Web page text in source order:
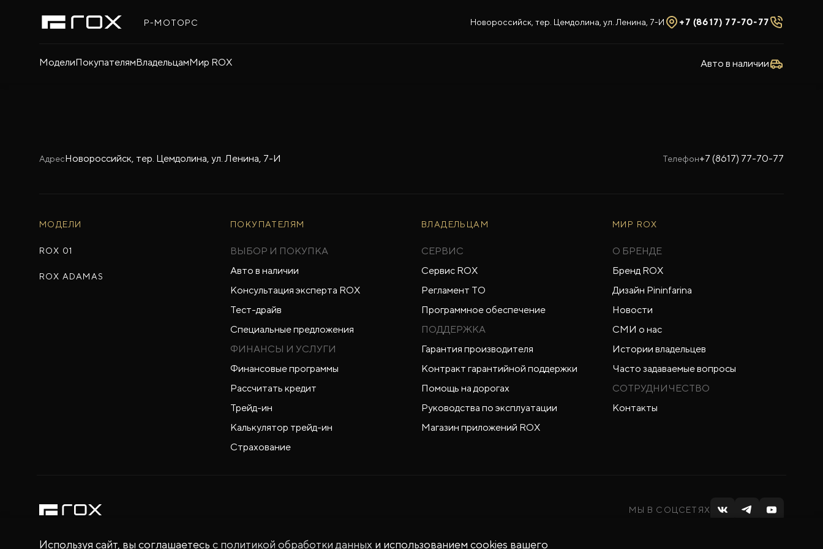
Р-МОТОРС Новороссийск, тер. Цемдолина, ул. Ленина, 7-И +7 (8617) 77-70-77
МоделиПокупателямВладельцамМир ROX Авто в наличии
АдресНовороссийск, тер. Цемдолина, ул. Ленина, 7-И Телефон+7 (8617) 77-70-77
МОДЕЛИ
ROX 01
ROX ADAMAS
ПОКУПАТЕЛЯМ
ВЫБОР И ПОКУПКА
Авто в наличии
Консультация эксперта ROX
Тест-драйв
Специальные предложения
ФИНАНСЫ И УСЛУГИ
Финансовые программы
Рассчитать кредит
Трейд-ин
Калькулятор трейд-ин
Страхование
ВЛАДЕЛЬЦАМ
СЕРВИС
Сервис ROX
Регламент ТО
Программное обеспечение
ПОДДЕРЖКА
Гарантия производителя
Контракт гарантийной поддержки
Помощь на дорогах
Руководства по эксплуатации
Магазин приложений ROX
МИР ROX
О БРЕНДЕ
Бренд ROX
Дизайн Pininfarina
Новости
СМИ о нас
Истории владельцев
Часто задаваемые вопросы
СОТРУДНИЧЕСТВО
Контакты
МЫ В СОЦСЕТЯХ
Используя сайт, вы соглашаетесь с политикой обработки данных и использованием cookies вашего